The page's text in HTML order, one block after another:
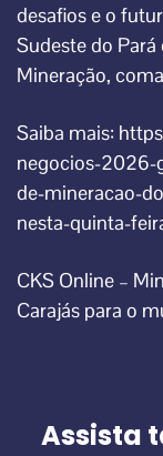
desafios e o
Sudeste do
Mineração,
Saiba mais:
negocios-2026-
de-mineracao-
nesta-quinta-
CKS Online –
Carajás para o
Assista